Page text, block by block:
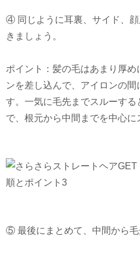
④ 同じように耳裏、サイド、
きましょう。
ポイント：髪の毛はあまり厚め
ンを差し込んで、アイロンの間
す。一気に毛先までスルーす
で、根元から中間までを中心に
⑤ 最後にまとめて、中間から毛